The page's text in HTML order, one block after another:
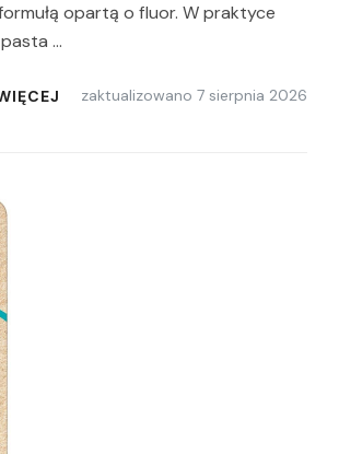
opartą o fluor. W praktyce
…
zaktualizowano 7 sierpnia 2026